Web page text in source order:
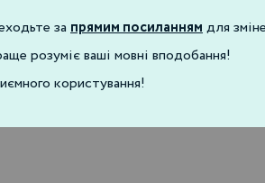
за прямим посиланнямдля
розуміє ваші мовні вподобання!
користування!